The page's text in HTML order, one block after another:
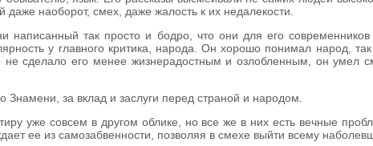
наоборот, смех, даже жалость к их недалекости.
написанный так просто и бодро, что они для его
у главного критика, народа. Он хорошо понимал народ,
не сделало его менее жизнерадостным и озлобленным, он умел
за вклад и заслуги перед страной и народом.
уже совсем в другом облике, но все же в них есть вечные
ее из самозабвенности, позволяя в смехе выйти всему